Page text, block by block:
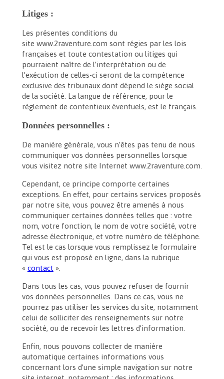
Litiges :
Les présentes conditions du
site www.2raventure.com sont régies par les lois
françaises et toute contestation ou litiges qui
pourraient naître de l’interprétation ou de
l’exécution de celles-ci seront de la compétence
exclusive des tribunaux dont dépend le siège social
de la société. La langue de référence, pour le
règlement de contentieux éventuels, est le français.
Données personnelles :
De manière générale, vous n’êtes pas tenu de nous
communiquer vos données personnelles lorsque
vous visitez notre site Internet www.2raventure.com.
Cependant, ce principe comporte certaines
exceptions. En effet, pour certains services proposés
par notre site, vous pouvez être amenés à nous
communiquer certaines données telles que : votre
nom, votre fonction, le nom de votre société, votre
adresse électronique, et votre numéro de téléphone.
Tel est le cas lorsque vous remplissez le formulaire
qui vous est proposé en ligne, dans la rubrique
« contact ».
Dans tous les cas, vous pouvez refuser de fournir
vos données personnelles. Dans ce cas, vous ne
pourrez pas utiliser les services du site, notamment
celui de solliciter des renseignements sur notre
société, ou de recevoir les lettres d’information.
Enfin, nous pouvons collecter de manière
automatique certaines informations vous
concernant lors d’une simple navigation sur notre